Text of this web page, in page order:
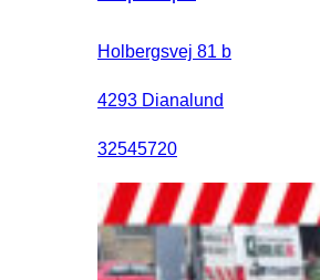
Holbergsvej 81 b
4293 Dianalund
32545720